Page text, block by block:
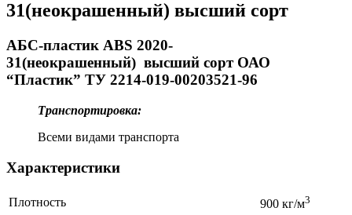
31(неокрашенный) высший сорт
АБС-пластик ABS 2020-
31(неокрашенный) высший сорт ОАО
“Пластик” ТУ 2214-019-00203521-96
Транспортировка:
Всеми видами транспорта
Характеристики
Плотность 900 кг/м3